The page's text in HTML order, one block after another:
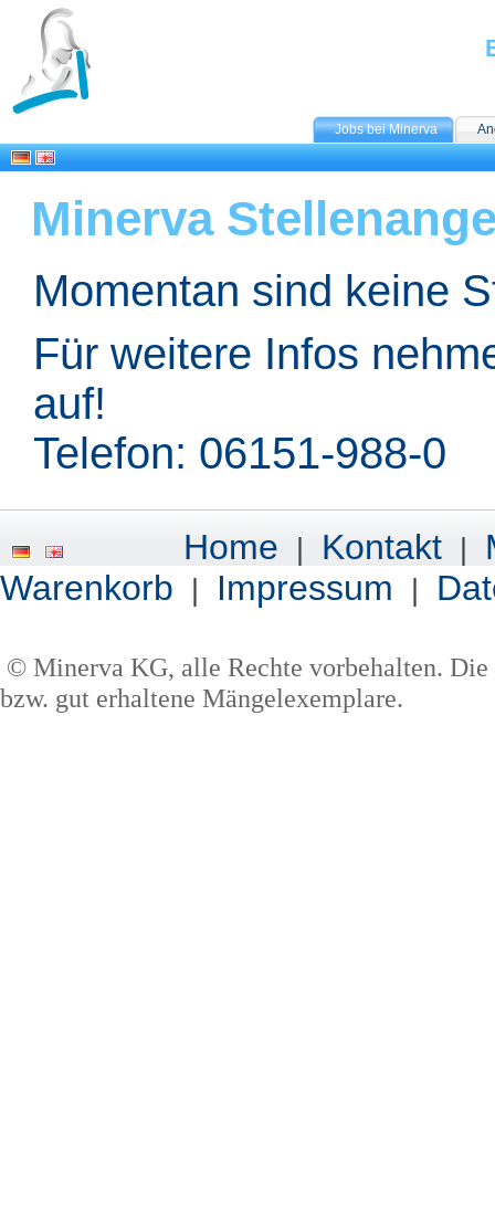
Jobs bei Minerva
Minerva
Momentan sind keine
Für weitere Infos
auf!
Telefon: 06151-988-0
Home Kontakt
Warenkorb
Impressum
© Minerva KG, alle Rechte vorbehalten.
bzw. gut erhaltene Mängelexemplare.